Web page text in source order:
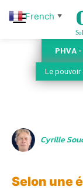
PHVA
Le pouvoir
Cyrille
Selon une
French ▼